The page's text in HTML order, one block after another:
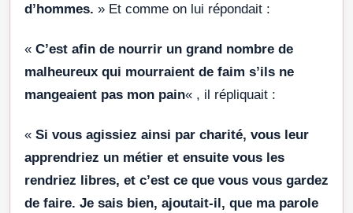
d’hommes. » Et comme on lui répondait :
« C’est afin de nourrir un grand nombre de
malheureux qui mourraient de faim s’ils ne
mangeaient pas mon pain« , il répliquait :
« Si vous agissiez ainsi par charité, vous leur
apprendriez un métier et ensuite vous les
rendriez libres, et c’est ce que vous vous gardez
de faire. Je sais bien, ajoutait-il, que ma parole